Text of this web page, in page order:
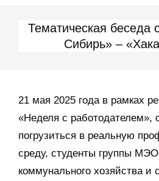
Тематическая беседа
Сибирь» –
21 мая 2025 года в рамках
«Неделя с работодателем»,
погрузиться в реальную
среду, студенты группы
коммунального хозяйства и